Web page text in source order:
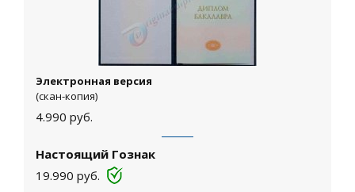
Электронная версия
(скан-копия)
4.990 руб.
Настоящий Гознак
19.990 руб.